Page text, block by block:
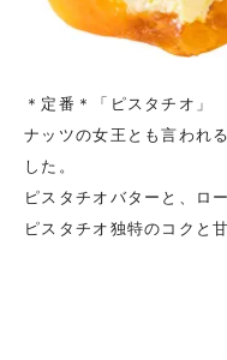
＊定番＊「ピスタチオ」
ナッツの女王とも言われ
した。
ピスタチオバターと、ロ
ピスタチオ独特のコクと